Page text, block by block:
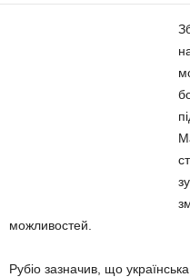
можливостей.
Рубіо зазначив, що